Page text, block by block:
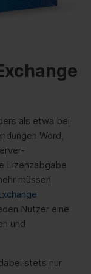
als etwa bei
Word,
Lizenzabgabe
müssen
Nutzer eine
und
stets nur